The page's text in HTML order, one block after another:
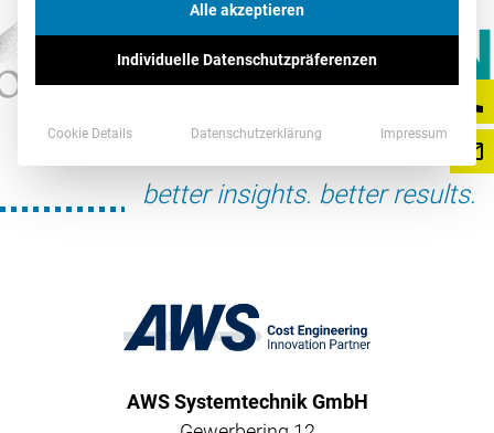
better insights. better results.
AWS Systemtechnik GmbH
Alle akzeptieren
Individuelle Datenschutzpräferenzen
Cookie Details Datenschutzerklärung Impressum